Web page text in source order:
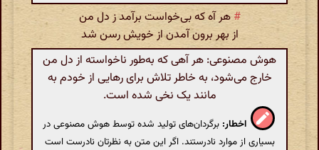
# هر آه که بی‌خواست برآمد ز دل من
از بهر برون آمدن از خویش رسن شد
هوش مصنوعی: هر آهی که به‌طور ناخواسته از دل من
خارج می‌شود، به خاطر تلاش برای رهایی از خودم به
مانند یک نخی شده است.
اخطار: برگردان‌های تولید شده توسط هوش مصنوعی در
بسیاری از موارد نادرستند. اگر این متن به نظرتان نادرست است